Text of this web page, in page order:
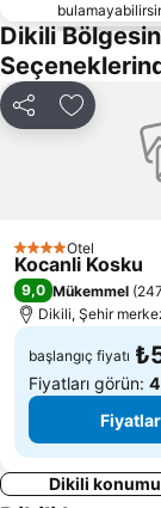
Pergamum
Gera's Olive
Valide Djami
Traditional
Agios Ioannis
Dikili
Paylaş
4 YıldızOtel
Kocanli Kosku
9,0 Mükemmel (
Dikili, Şehir
başlangıç fiyatı
Fiyatları görün:
Dikili